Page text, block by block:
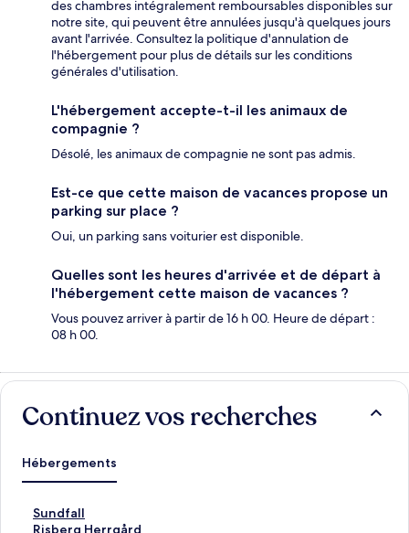
des chambres intégralement remboursables disponibles sur
notre site, qui peuvent être annulées jusqu'à quelques jours
avant l'arrivée. Consultez la politique d'annulation de
l'hébergement pour plus de détails sur les conditions
générales d'utilisation.
L'hébergement accepte-t-il les animaux de
compagnie ?
Désolé, les animaux de compagnie ne sont pas admis.
Est-ce que cette maison de vacances propose un
parking sur place ?
Oui, un parking sans voiturier est disponible.
Quelles sont les heures d'arrivée et de départ à
l'hébergement cette maison de vacances ?
Vous pouvez arriver à partir de 16 h 00. Heure de départ :
08 h 00.
Continuez vos recherches
Hébergements
Sundfall
L
iRisberg Herrgård
L